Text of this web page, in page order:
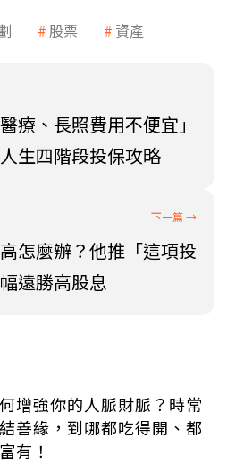
股票 資產
療、長照費用不便宜」
生四階段投保攻略
怎麼辦？他推「這項投
遠勝高股息
增強你的人脈財脈？時常
善緣，到哪都吃得開、都
有！